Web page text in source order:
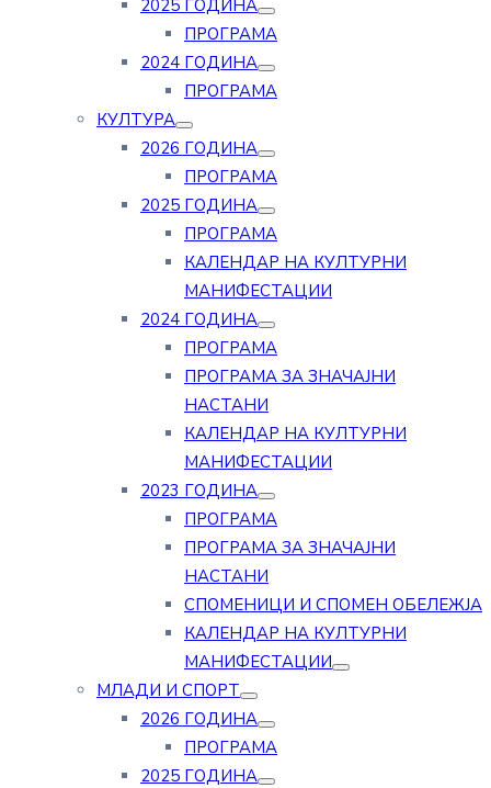
2025 ГОДИНА
ПРОГРАМА
2024 ГОДИНА
ПРОГРАМА
КУЛТУРА
2026 ГОДИНА
ПРОГРАМА
2025 ГОДИНА
ПРОГРАМА
КАЛЕНДАР НА КУЛТУРНИ
МАНИФЕСТАЦИИ
2024 ГОДИНА
ПРОГРАМА
ПРОГРАМА ЗА ЗНАЧАЈНИ
НАСТАНИ
КАЛЕНДАР НА КУЛТУРНИ
МАНИФЕСТАЦИИ
2023 ГОДИНА
ПРОГРАМА
ПРОГРАМА ЗА ЗНАЧАЈНИ
НАСТАНИ
СПОМЕНИЦИ И СПОМЕН ОБЕЛЕЖЈА
КАЛЕНДАР НА КУЛТУРНИ
МАНИФЕСТАЦИИ
МЛАДИ И СПОРТ
2026 ГОДИНА
ПРОГРАМА
2025 ГОДИНА